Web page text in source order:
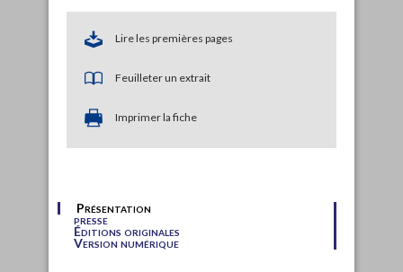
Lire les premières pages
Feuilleter un extrait
Imprimer la fiche
Présentation
presse
Éditions originales
Version numérique